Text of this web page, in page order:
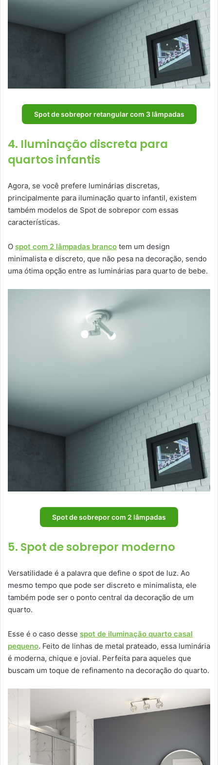
Spot de sobrepor retangular com 3 lâmpadas
4. Iluminação discreta para
quartos infantis
Agora, se você prefere luminárias discretas,
principalmente para iluminação quarto infantil, existem
também modelos de Spot de sobrepor com essas
características.
O spot com 2 lâmpadas branco tem um design
minimalista e discreto, que não pesa na decoração, sendo
uma ótima opção entre as luminárias para quarto de bebe.
Spot de sobrepor com 2 lâmpadas
5. Spot de sobrepor moderno
Versatilidade é a palavra que define o spot de luz. Ao
mesmo tempo que pode ser discreto e minimalista, ele
também pode ser o ponto central da decoração de um
quarto.
Esse é o caso desse spot de iluminação quarto casal
pequeno. Feito de linhas de metal prateado, essa luminária
é moderna, chique e jovial. Perfeita para aqueles que
buscam um toque de refinamento na decoração do quarto.